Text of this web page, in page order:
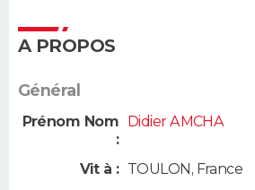
A PROPOS
Général
Prénom Nom
:
Didier AMCHA
Vit à : TOULON, France